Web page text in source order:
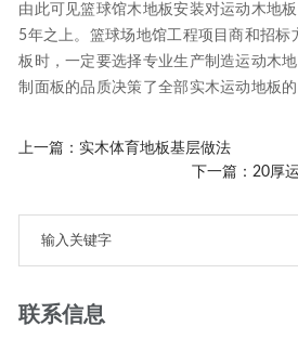
由此可见篮球馆木地板安装对运动木地
5年之上。篮球场地馆工程项目商和招标
板时，一定要选择专业生产制造运动木
制面板的品质决策了全部实木运动地板的
上一篇： 实木体育地板基层做法
下一篇： 20厚
联系信息